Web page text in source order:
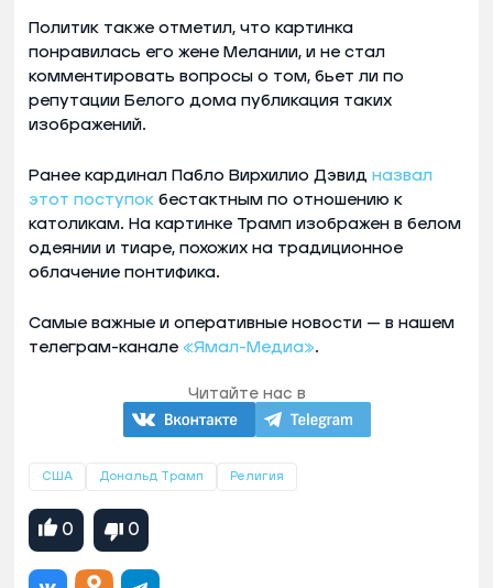
Политик также отметил, что картинка
понравилась его жене Мелании, и не стал
комментировать вопросы о том, бьет ли по
репутации Белого дома публикация таких
изображений.
Ранее кардинал Пабло Вирхилио Дэвид назвал
этот поступок бестактным по отношению к
католикам. На картинке Трамп изображен в белом
одеянии и тиаре, похожих на традиционное
облачение понтифика.
Самые важные и оперативные новости — в нашем
телеграм-канале «Ямал-Медиа».
Читайте нас в
США Дональд Трамп Религия
0 0